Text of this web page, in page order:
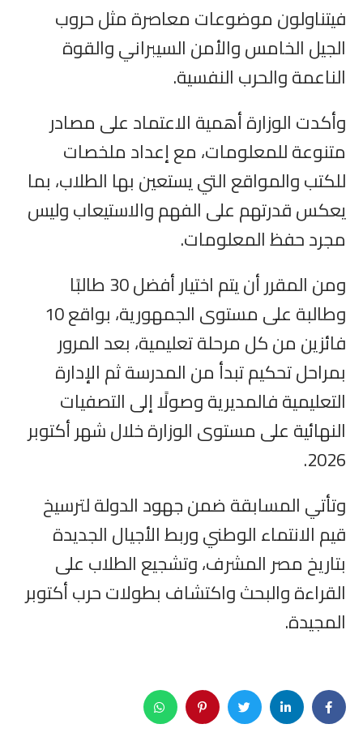
فيتناولون موضوعات معاصرة مثل حروب
الجيل الخامس والأمن السيبراني والقوة
الناعمة والحرب النفسية.
وأكدت الوزارة أهمية الاعتماد على مصادر
متنوعة للمعلومات، مع إعداد ملخصات
للكتب والمواقع التي يستعين بها الطلاب، بما
يعكس قدرتهم على الفهم والاستيعاب وليس
مجرد حفظ المعلومات.
ومن المقرر أن يتم اختيار أفضل 30 طالبًا
وطالبة على مستوى الجمهورية، بواقع 10
فائزين من كل مرحلة تعليمية، بعد المرور
بمراحل تحكيم تبدأ من المدرسة ثم الإدارة
التعليمية فالمديرية وصولًا إلى التصفيات
النهائية على مستوى الوزارة خلال شهر أكتوبر
2026.
وتأتي المسابقة ضمن جهود الدولة لترسيخ
قيم الانتماء الوطني وربط الأجيال الجديدة
بتاريخ مصر المشرف، وتشجيع الطلاب على
القراءة والبحث واكتشاف بطولات حرب أكتوبر
المجيدة.